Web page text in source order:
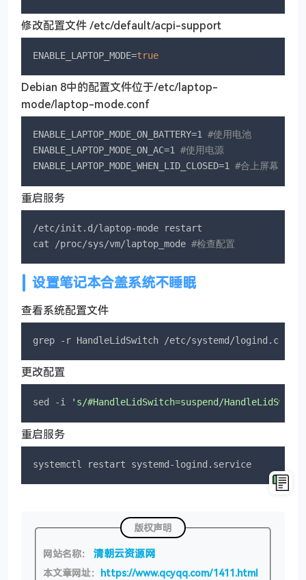
修改配置文件 /etc/default/acpi-support
ENABLE_LAPTOP_MODE=true
Debian 8中的配置文件位于/etc/laptop-
mode/laptop-mode.conf
ENABLE_LAPTOP_MODE_ON_BATTERY=1 #使用电池
ENABLE_LAPTOP_MODE_ON_AC=1 #使用电源
ENABLE_LAPTOP_MODE_WHEN_LID_CLOSED=1 #合上屏幕
重启服务
/etc/init.d/laptop-mode restart
cat /proc/sys/vm/laptop_mode #检查配置
设置笔记本合盖系统不睡眠
查看系统配置文件
grep -r HandleLidSwitch /etc/systemd/logind.conf
更改配置
sed -i 's/#HandleLidSwitch=suspend/
重启服务
systemctl restart systemd-logind.service
版权声明
网站名称： 清朝云资源网
本文章网址： https://www.qcyqq.com/1411.html